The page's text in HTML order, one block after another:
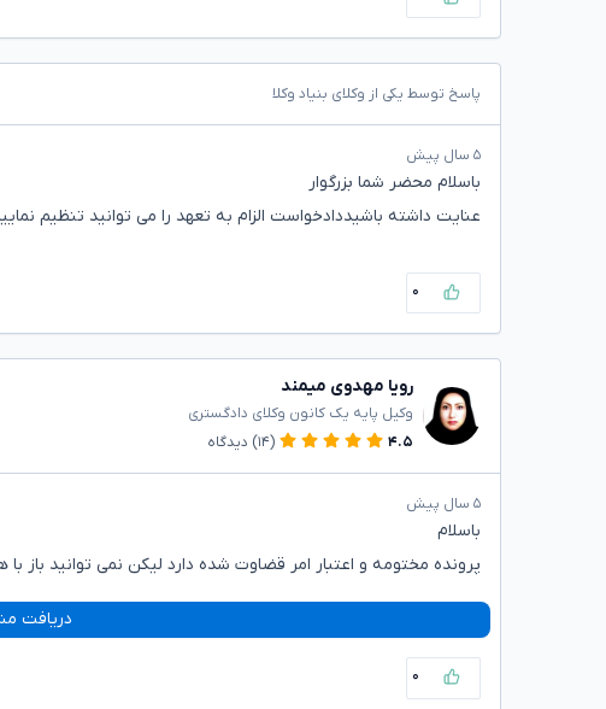
پاسخ توسط یکی از وکلای بنیاد وکلا
۵ سال پیش
باسلام محضر شما بزرگوار
عنایت داشته باشیددادخواست الزام به تعهد را می توانید تنظیم
۰
رویا مهدوی میمند
وکیل پایه یک کانون وکلای دادگستری
۴.۵
(۱۴) دیدگاه
۵ سال پیش
باسلام
پرونده مختومه و اعتبار امر قضاوت شده دارد لیکن نمی توانید باز
دریافت
۰